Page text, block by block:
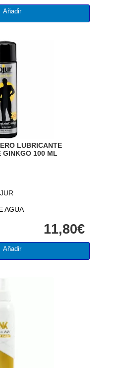
Añadir
LUBRICANTE
GINKGO 100 ML
AGUA
11,80€
Añadir